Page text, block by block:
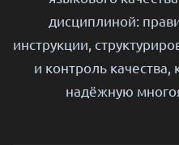
дисциплиной:
инструкции,
и контроль
надёжную